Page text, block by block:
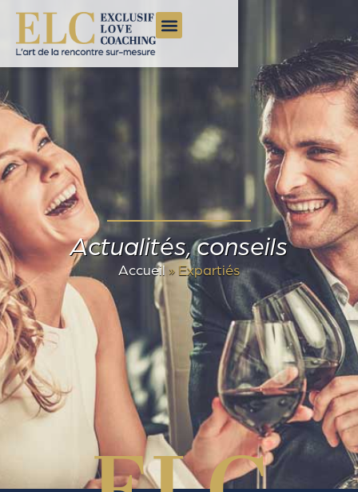
Actualités, conseils
Accueil » Expartiés